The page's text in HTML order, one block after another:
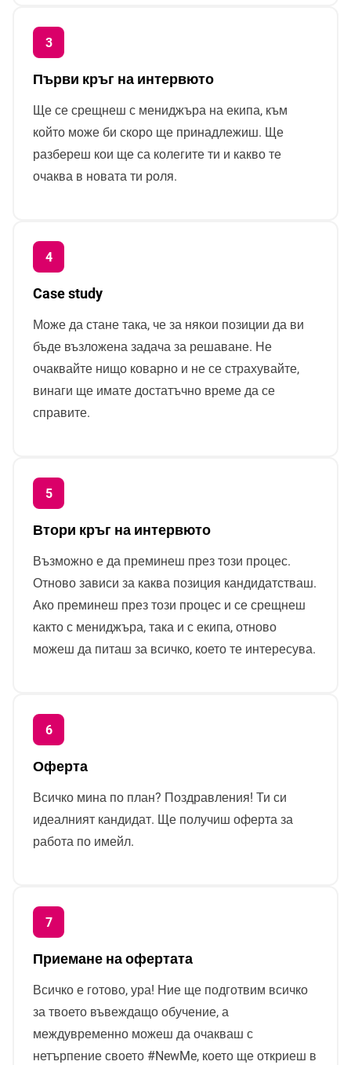
Първи кръг на интервюто
Ще се срещнеш с мениджъра на екипа, към
който може би скоро ще принадлежиш. Ще
разбереш кои ще са колегите ти и какво те
очаква в новата ти роля.
Case study
Може да стане така, че за някои позиции да ви
бъде възложена задача за решаване. Не
очаквайте нищо коварно и не се страхувайте,
винаги ще имате достатъчно време да се
справите.
Втори кръг на интервюто
Възможно е да преминеш през този процес.
Отново зависи за каква позиция кандидатстваш.
Ако преминеш през този процес и се срещнеш
както с мениджъра, така и с екипа, отново
можеш да питаш за всичко, което те интересува.
Оферта
Всичко мина по план? Поздравления! Ти си
идеалният кандидат. Ще получиш оферта за
работа по имейл.
Приемане на офертата
Всичко е готово, ура! Ние ще подготвим всичко
за твоето въвеждащо обучение, а
междувременно можеш да очакваш с
нетърпение своето #NewMe, което ще откриеш в